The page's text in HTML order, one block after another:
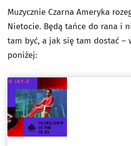
Muzycznie Czarna Ameryka
Nietocie. Będą tańce do rana i
tam być, a jak się tam dostać –
poniżej: